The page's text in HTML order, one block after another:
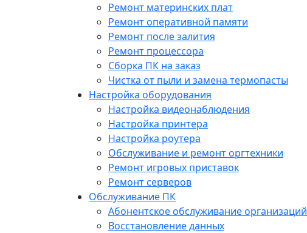
Ремонт материнских плат
Ремонт оперативной памяти
Ремонт после залития
Ремонт процессора
Сборка ПК на заказ
Чистка от пыли и замена термопасты
Настройка оборудования
Настройка видеонаблюдения
Настройка принтера
Настройка роутера
Обслуживание и ремонт оргтехники
Ремонт игровых приставок
Ремонт серверов
Обслуживание ПК
Абонентское обслуживание организаций
Восстановление данных